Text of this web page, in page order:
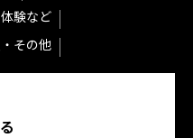
験など
その他